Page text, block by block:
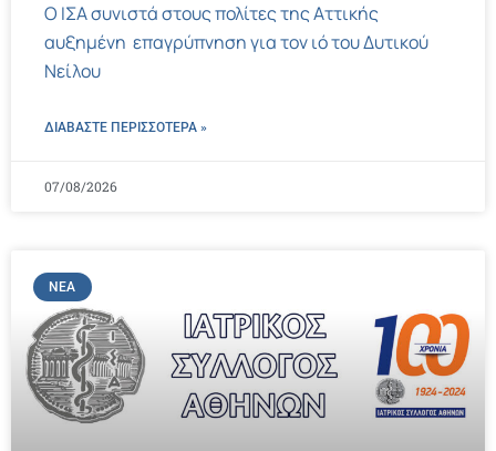
Ο ΙΣΑ συνιστά στους πολίτες της Αττικής
αυξημένη επαγρύπνηση για τον ιό του Δυτικού
Νείλου
ΔΙΑΒΑΣΤΕ ΠΕΡΙΣΣΌΤΕΡΑ »
07/08/2026
ΝΈΑ